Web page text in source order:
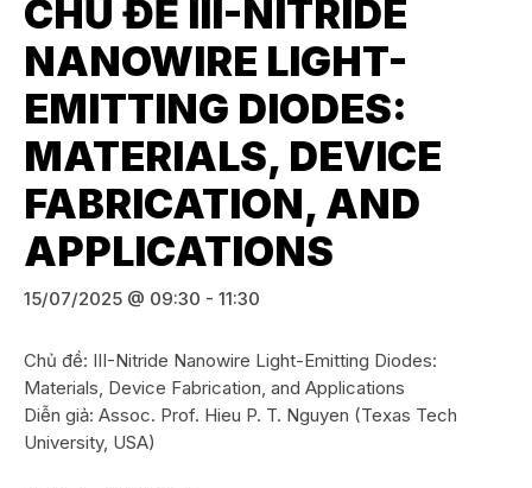
CHỦ ĐỀ III-NITRIDE
NANOWIRE LIGHT-
EMITTING DIODES:
MATERIALS, DEVICE
FABRICATION, AND
APPLICATIONS
15/07/2025 @ 09:30 - 11:30
Chủ đề: III-Nitride Nanowire Light-Emitting Diodes:
Materials, Device Fabrication, and Applications
Diễn giả: Assoc. Prof. Hieu P. T. Nguyen (Texas Tech
University, USA)